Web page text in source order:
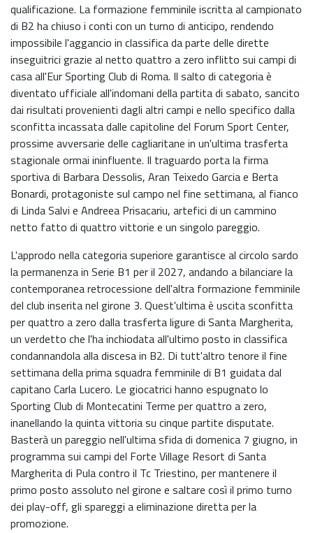
qualificazione. La formazione femminile iscritta al campionato
di B2 ha chiuso i conti con un turno di anticipo, rendendo
impossibile l'aggancio in classifica da parte delle dirette
inseguitrici grazie al netto quattro a zero inflitto sui campi di
casa all'Eur Sporting Club di Roma. Il salto di categoria è
diventato ufficiale all'indomani della partita di sabato, sancito
dai risultati provenienti dagli altri campi e nello specifico dalla
sconfitta incassata dalle capitoline del Forum Sport Center,
prossime avversarie delle cagliaritane in un'ultima trasferta
stagionale ormai ininfluente. Il traguardo porta la firma
sportiva di Barbara Dessolis, Aran Teixedo Garcia e Berta
Bonardi, protagoniste sul campo nel fine settimana, al fianco
di Linda Salvi e Andreea Prisacariu, artefici di un cammino
netto fatto di quattro vittorie e un singolo pareggio.
L'approdo nella categoria superiore garantisce al circolo sardo
la permanenza in Serie B1 per il 2027, andando a bilanciare la
contemporanea retrocessione dell'altra formazione femminile
del club inserita nel girone 3. Quest'ultima è uscita sconfitta
per quattro a zero dalla trasferta ligure di Santa Margherita,
un verdetto che l'ha inchiodata all'ultimo posto in classifica
condannandola alla discesa in B2. Di tutt'altro tenore il fine
settimana della prima squadra femminile di B1 guidata dal
capitano Carla Lucero. Le giocatrici hanno espugnato lo
Sporting Club di Montecatini Terme per quattro a zero,
inanellando la quinta vittoria su cinque partite disputate.
Basterà un pareggio nell'ultima sfida di domenica 7 giugno, in
programma sui campi del Forte Village Resort di Santa
Margherita di Pula contro il Tc Triestino, per mantenere il
primo posto assoluto nel girone e saltare così il primo turno
dei play-off, gli spareggi a eliminazione diretta per la
promozione.